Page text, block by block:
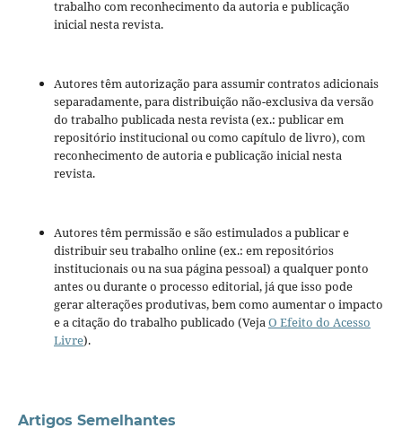
trabalho com reconhecimento da autoria e publicação
inicial nesta revista.
Autores têm autorização para assumir contratos adicionais
separadamente, para distribuição não-exclusiva da versão
do trabalho publicada nesta revista (ex.: publicar em
repositório institucional ou como capítulo de livro), com
reconhecimento de autoria e publicação inicial nesta
revista.
Autores têm permissão e são estimulados a publicar e
distribuir seu trabalho online (ex.: em repositórios
institucionais ou na sua página pessoal) a qualquer ponto
antes ou durante o processo editorial, já que isso pode
gerar alterações produtivas, bem como aumentar o impacto
e a citação do trabalho publicado (VejaO Efeito do Acesso
Livre).
Artigos Semelhantes